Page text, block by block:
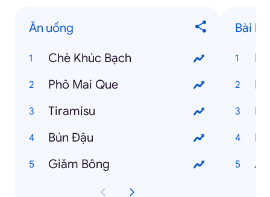
Ăn uống
Chè Khúc Bạch
Phô Mai Que
Tiramisu
Bún Đậu
Giăm Bông
Bài